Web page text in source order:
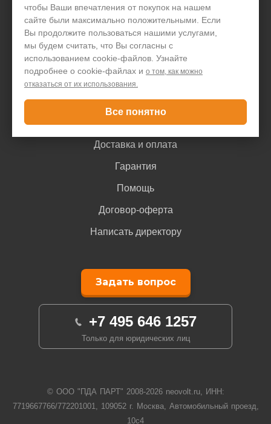
чтобы Ваши впечатления от покупок на нашем
сайте были максимально положительными. Если
Вы продолжите пользоваться нашими услугами,
мы будем считать, что Вы согласны с
использованием cookie-файлов. Узнайте
подробнее о cookie-файлах и о том, как можно
отказаться от их использования.
Все понятно
Организациям
Акции и скидки
Блог
Контакты
Покупателю
Доставка и оплата
Гарантия
Помощь
Договор-оферта
Написать директору
Задать вопрос
+7 495 646 1257
Только для юридических лиц
© ООО "ПДА ПАРТ" 2008-2026neovolt.ru, ИНН:
7719667766/772201001, 109052 г. Москва, Автомобильный проезд,
10с4